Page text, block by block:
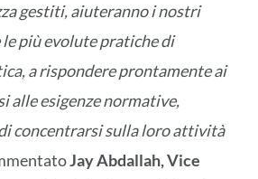
gestiti, aiuteranno i nostri
più evolute pratiche di
a rispondere prontamente ai
alle esigenze normative,
concentrarsi sulla loro attività
Jay Abdallah, Vice